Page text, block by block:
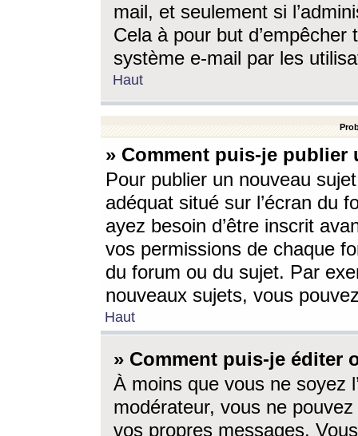
mail, et seulement si
Cela à pour but
système e-mail par les
Haut
» Comment puis-je
Pour publier un nouveau
adéquat situé sur l’écran du
ayez besoin d’être inscrit
vos permissions de chaque
du forum ou du sujet. Par
nouveaux sujets, vous
Haut
» Comment puis-je éditer
À moins que vous ne soyez
modérateur, vous ne
vos propres messages.